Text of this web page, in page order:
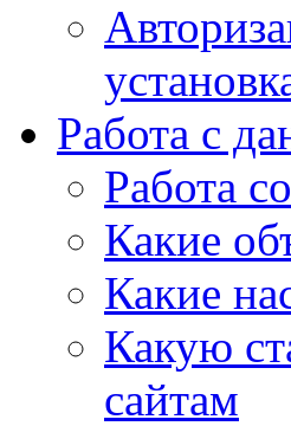
Работа с
Работа
Какие
Какие
Какую
сайтам